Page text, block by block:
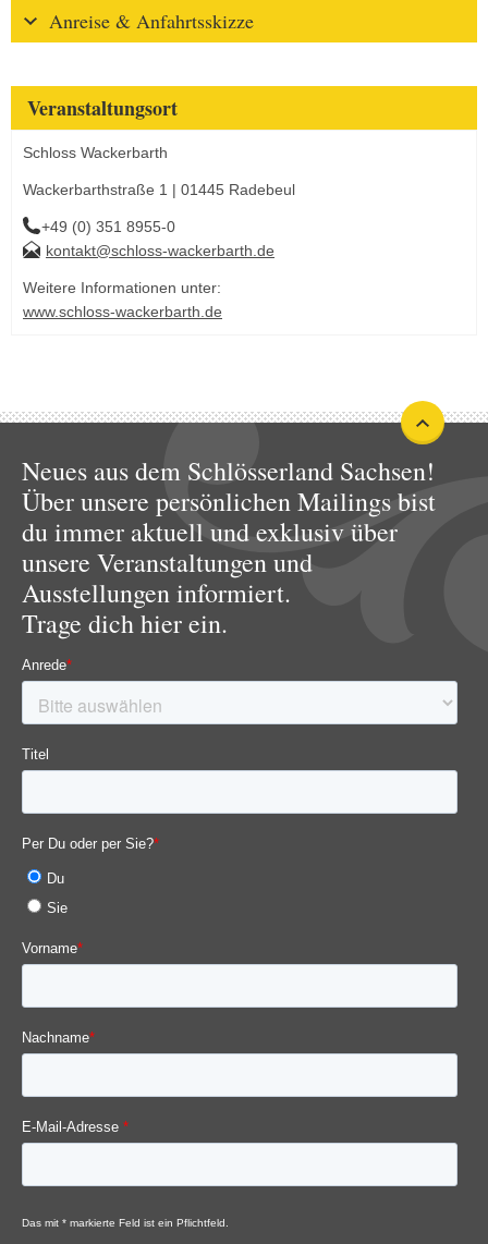
Anreise & Anfahrtsskizze
Veranstaltungsort
Schloss Wackerbarth
Wackerbarthstraße 1 | 01445 Radebeul
+49 (0) 351 8955-0
kontakt@schloss-wackerbarth.de
Weitere Informationen unter:
www.schloss-wackerbarth.de
Neues aus dem Schlösserland Sachsen!
Über unsere persönlichen Mailings bist
du immer aktuell und exklusiv über
unsere Veranstaltungen und
Ausstellungen informiert.
Trage dich hier ein.